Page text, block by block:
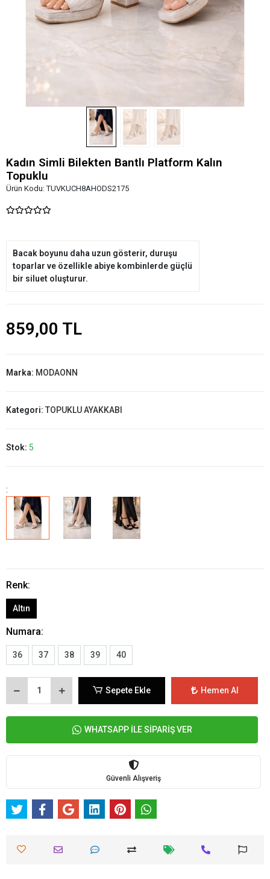
Kadın Simli Bilekten Bantlı Platform Kalın
Topuklu
Ürün Kodu:TUVKUCH8AHODS2175
Bacak boyunu daha uzun gösterir, duruşu
toparlar ve özellikle abiye kombinlerde güçlü
bir siluet oluşturur.
859,00 TL
Marka: MODAONN
Kategori: TOPUKLU AYAKKABI
Stok: 5
:
Renk:
Altın
Numara:
36 37 38 39 40
Sepete Ekle Hemen Al
WHATSAPP İLE SİPARİŞ VER
Güvenli Alışveriş